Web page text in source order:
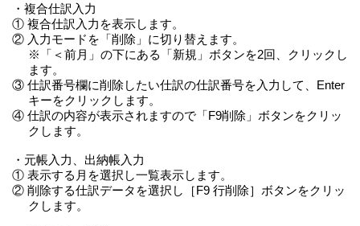
・複合仕訳入力
① 複合仕訳入力を表示します。
② 入力モードを「削除」に切り替えます。
※「＜前月」の下にある「新規」ボタンを2回、クリックし
ます。
③ 仕訳番号欄に削除したい仕訳の仕訳番号を入力して、Enter
キーをクリックします。
④ 仕訳の内容が表示されますので「F9削除」ボタンをクリッ
クします。
・元帳入力、出納帳入力
① 表示する月を選択し一覧表示します。
② 削除する仕訳データを選択し［F9 行削除］ボタンをクリッ
クします。